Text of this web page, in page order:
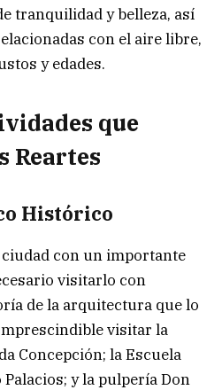
tranquilidad y belleza, así
con el aire libre,
y edades.
que
Reartes
Histórico
ciudad con un importante
visitarlo con
de la arquitectura que lo
visitar la
Concepción; la Escuela
y la pulpería Don